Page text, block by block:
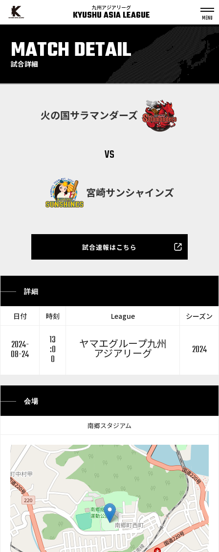
九州アジアリーグ
KYUSHU ASIA LEAGUE
MATCH DETAIL
試合詳細
火の国サラマンダーズ
vs
宮崎サンシャインズ
試合速報はこちら
詳細
日付 時刻 League シーズン
2024-
08-24
13
:0
0
ヤマエグループ九州
アジアリーグ 2024
会場
南郷スタジアム